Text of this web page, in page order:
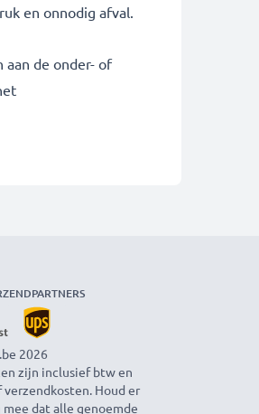
en onnodig afval.
de onder- of
2026
zijn inclusief btw en
verzendkosten. Houd er
mee dat alle genoemde